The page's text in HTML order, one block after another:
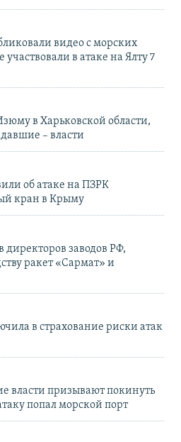
видео с морских
в атаке на Ялту 7
в Харьковской области,
– власти
об атаке на ПЗРК
кран в Крыму
директоров заводов РФ,
ракет «Сармат» и
в страхование риски атак
власти призывают покинуть
попал морской порт